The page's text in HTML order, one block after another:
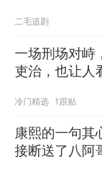
二毛追剧
一场刑场对峙
吏治，也让人
冷门精选 1跟贴
康熙的一句其
接断送了八阿